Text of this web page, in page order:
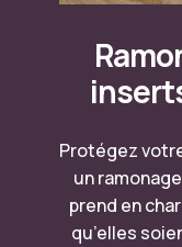
Protégez
un
prend en
qu’elles